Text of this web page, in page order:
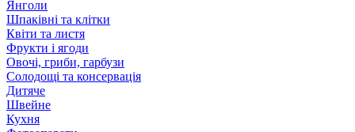
Янголи
Шпаківні та клітки
Квіти та листя
Фрукти і ягоди
Овочі, гриби, гарбузи
Солодощі та консервація
Дитяче
Швейне
Кухня